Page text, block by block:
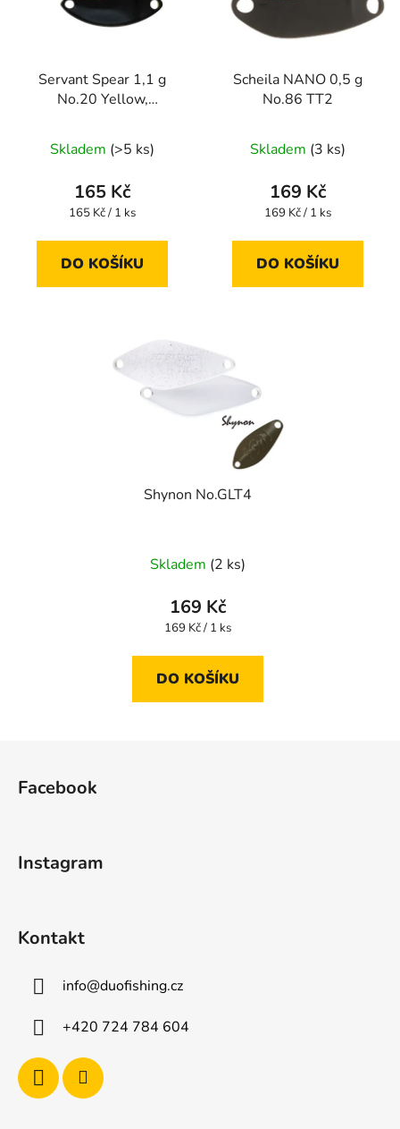
Servant Spear 1,1 g
No.20 Yellow,
Skladem (>5 ks)
165 Kč
Měrná
165 Kč / 1 ks
DO KOŠÍKU
Scheila NANO 0,5 g
No.86 TT2
Skladem (3 ks)
169 Kč
Měrná
169 Kč / 1 ks
DO KOŠÍKU
Shynon No.GLT4
Skladem (2 ks)
169 Kč
Měrná
169 Kč / 1 ks
DO KOŠÍKU
Facebook
Instagram
Kontakt
info@duofishing.cz
+420 724 784 604